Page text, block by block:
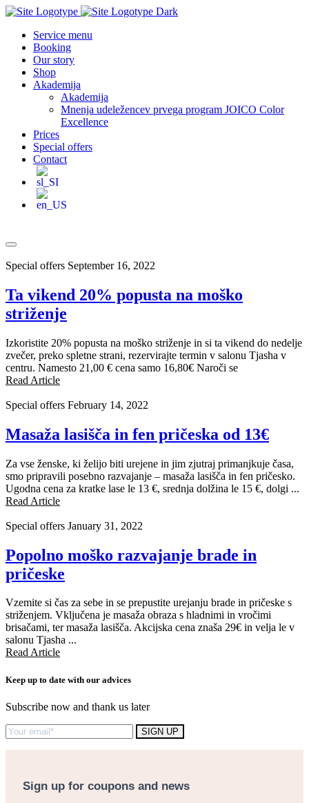
Service menu
Booking
Our story
Shop
Akademija
Akademija
Mnenja udeležencev prvega program JOICO Color
Excellence
Prices
Special offers
Contact
Special offers September 16, 2022
Ta vikend 20% popusta na moško
striženje
Izkoristite 20% popusta na moško striženje in si ta vikend do nedelje
zvečer, preko spletne strani, rezervirajte termin v salonu Tjasha v
centru. Namesto 21,00 € cena samo 16,80€ Naroči se
Read Article
Special offers February 14, 2022
Masaža lasišča in fen pričeska od 13€
Za vse ženske, ki želijo biti urejene in jim zjutraj primanjkuje časa,
smo pripravili posebno razvajanje – masaža lasišča in fen pričesko.
Ugodna cena za kratke lase le 13 €, srednja dolžina le 15 €, dolgi ...
Read Article
Special offers January 31, 2022
Popolno moško razvajanje brade in
pričeske
Vzemite si čas za sebe in se prepustite urejanju brade in pričeske s
striženjem. Vključena je masaža obraza s hladnimi in vročimi
brisačami, ter masaža lasišča. Akcijska cena znaša 29€ in velja le v
salonu Tjasha ...
Read Article
Keep up to date with our advices
Subscribe now and thank us later
Sign up for coupons and news